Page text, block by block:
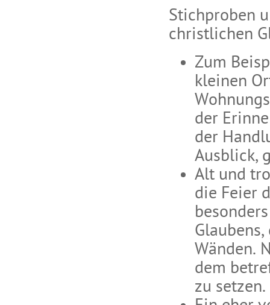
Stichproben
christlichen
Zum
kleinen
der
der
Ausblick,
Alt und
die Feier
Wänden.
dem
zu setzen.